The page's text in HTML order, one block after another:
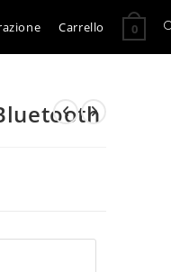
Carrello 0